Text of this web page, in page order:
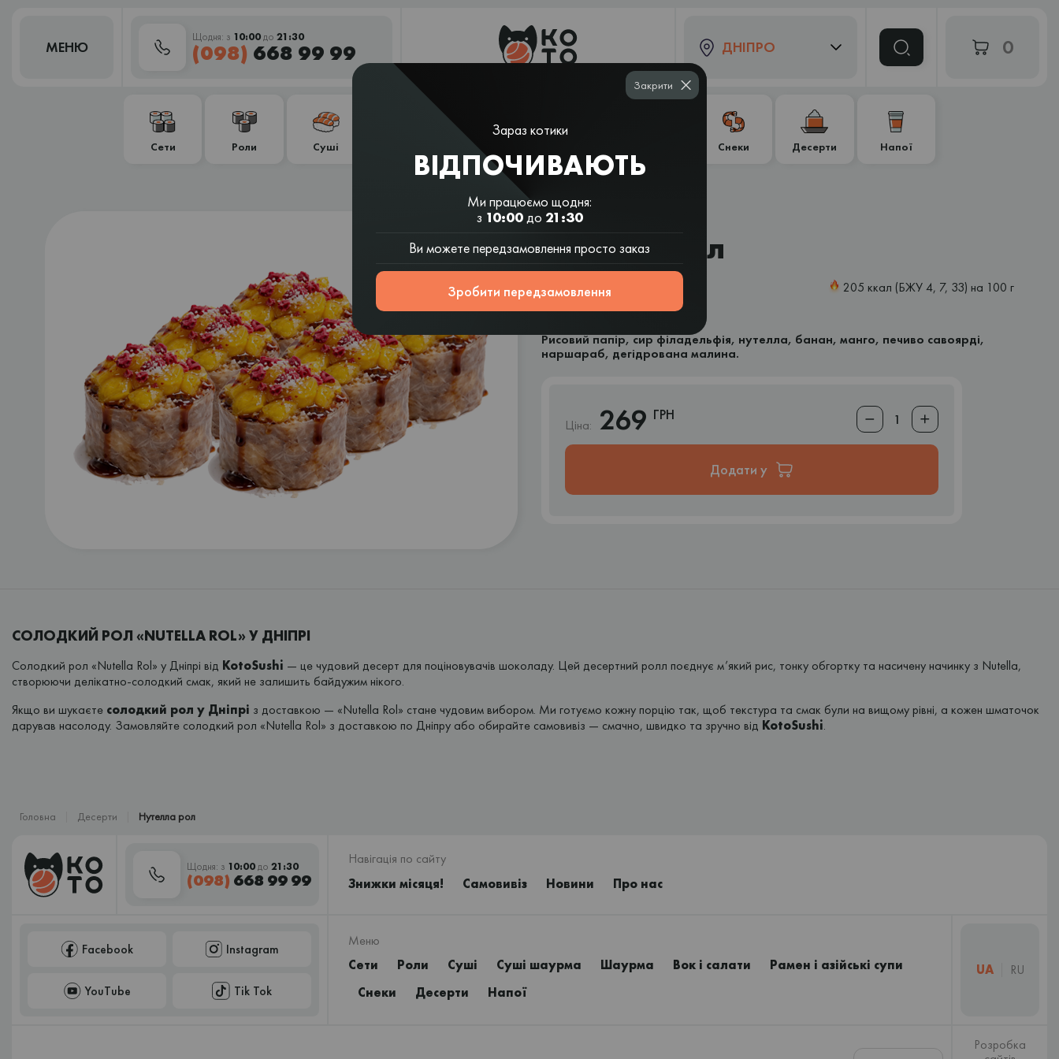
МЕНЮ
Щодня: з 10:00до 21:30
(098) 668 99 99 ДНІПРО 0
Сети Роли Суші
шаурма
Шаурма
азійські супи
Снеки Десерти Напої
NEW
Нутелла рол
6 шт | 278 г
205 ккал (БЖУ 4, 7, 33) на 100 г
Рисовий папір, сир філадельфія, нутелла, банан, манго, печиво савоярді,
наршараб, дегідрована малина.
Ціна: 269 ГРН
Додати у
СОЛОДКИЙ РОЛ «NUTELLA ROL» У ДНІПРІ
Солодкий рол «Nutella Rol» у Дніпрі від KotoSushi — це чудовий десерт для поціновувачів шоколаду. Цей десертний ролл поєднує м’який рис, тонку обгортку та насичену начинку з Nutella,
створюючи делікатно-солодкий смак, який не залишить байдужим нікого.
Якщо ви шукаєте солодкий рол у Дніпрі з доставкою — «Nutella Rol» стане чудовим вибором. Ми готуємо кожну порцію так, щоб текстура та смак були на вищому рівні, а кожен шматочок
дарував насолоду. Замовляйте солодкий рол «Nutella Rol» з доставкою по Дніпру або обирайте самовивіз — смачно, швидко та зручно від KotoSushi.
Головна Десерти Нутелла рол
Щодня: з 10:00до 21:30
(098) 668 99 99
Навігація по сайту
Знижки місяця!
Самовивіз Новини Про нас
Facebook Instagram
YouTube Tik Tok
Меню
Сети
Роли Суші Суші шаурма Шаурма Вок і салати
Рамен і азійські супи
Снеки
Десерти Напої
UA RU
Розробка
Зараз котики
ВІДПОЧИВАЮТЬ
Ми працюємо щодня:
з 10:00до 21:30
Ви можете передзамовлення просто заказ
Зробити передзамовлення
Закрити